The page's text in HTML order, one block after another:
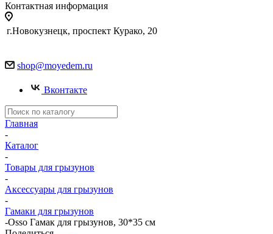
Контактная информация
г.Новокузнецк, проспект Курако, 20
shop@moyedem.ru
Вконтакте
Главная
-
Каталог
-
Товары для грызунов
-
Аксессуары для грызунов
-
Гамаки для грызунов
-Osso Гамак для грызунов, 30*35 см